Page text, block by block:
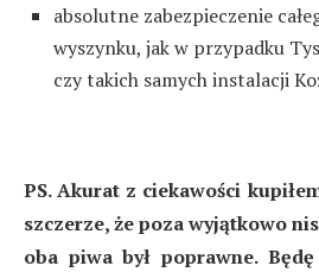
absolutne zabezpieczenie
wyszynku, jak w przypadku
czy takich samych instalacji
PS. Akurat z ciekawości
szczerze, że poza wyjątkowo
oba piwa był poprawne.